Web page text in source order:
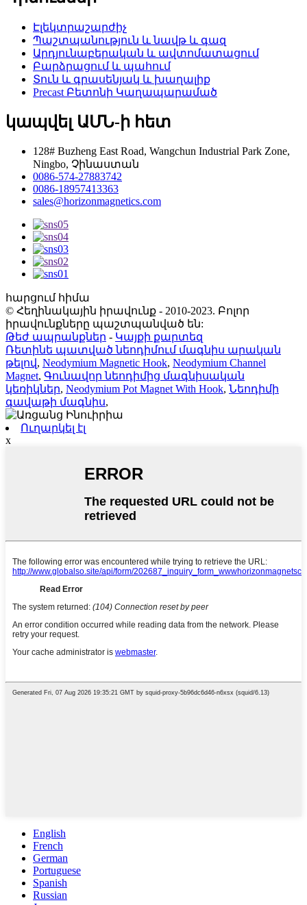
Էլեկտրաշարժիչ
Պաշտպանություն և նավթ և գազ
Արդյունաբերական և ավտոմատացում
Բարձրացում և պահում
Տուն և գրասենյակ և խաղալիք
Precast Բետոնի Կաղապարամած
կապվել ԱՄՆ-ի հետ
128# Buzheng East Road, Wangchun Industrial Park Zone,
Ningbo, Չինաստան
0086-574-27883742
0086-18957413363
sales@horizonmagnetics.com
հարցում հիմա
© Հեղինակային իրավունք - 2010-2023. Բոլոր
իրավունքները պաշտպանված են:
Թեժ ապրանքներ - Կայքի քարտեզ
Ռետինե պատված նեոդիմում մագնիս արական
թելով, Neodymium Magnetic Hook, Neodymium Channel
Magnet, Գունավոր նեոդիմից մագնիսական
կեռիկներ, Neodymium Pot Magnet With Hook, Նեոդիմի
գավաթի մագնիս,
Ուղարկել էլ
x
English
French
German
Portuguese
Spanish
Russian